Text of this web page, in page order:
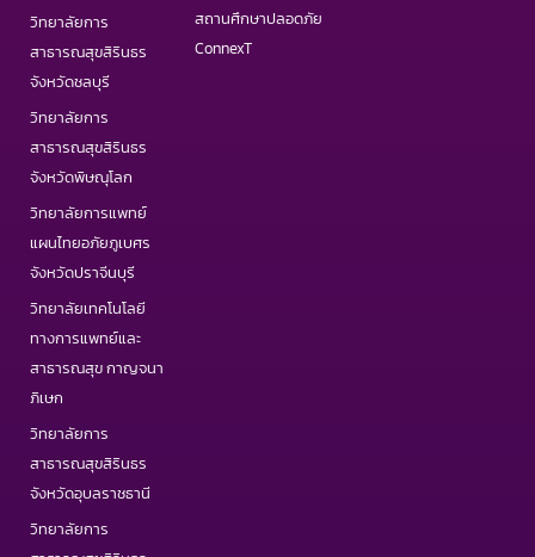
วิทยาลัยการ
สาธารณสุขสิรินธร
จังหวัดชลบุรี
วิทยาลัยการ
สาธารณสุขสิรินธร
จังหวัดพิษณุโลก
วิทยาลัยการแพทย์
แผนไทยอภัยภูเบศร
จังหวัดปราจีนบุรี
วิทยาลัยเทคโนโลยี
ทางการแพทย์และ
สาธารณสุข กาญจนา
ภิเษก
วิทยาลัยการ
สาธารณสุขสิรินธร
จังหวัดอุบลราชธานี
วิทยาลัยการ
สถานศึกษาปลอดภัย
ConnexT